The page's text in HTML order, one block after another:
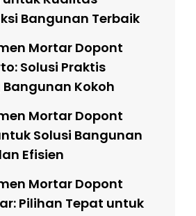
Bangunan Terbaik
Mortar Dopont
Solusi Praktis
Kokoh
Mortar Dopont
Solusi Bangunan
Efisien
Mortar Dopont
Pilihan Tepat untuk